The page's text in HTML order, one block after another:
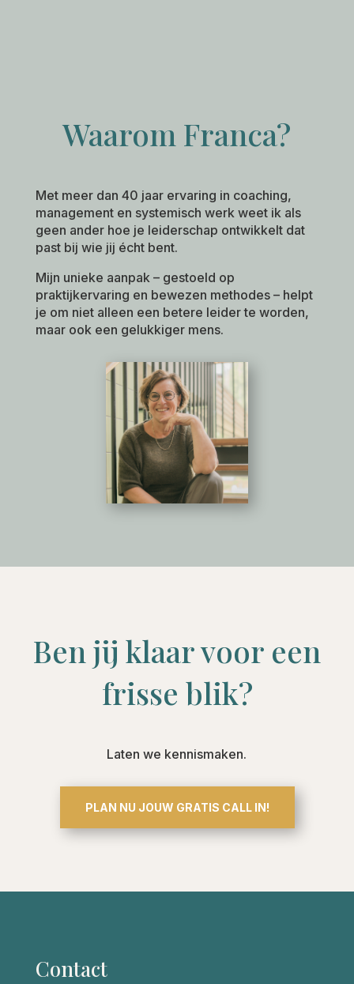
Waarom Franca?
Met meer dan 40 jaar ervaring in coaching,
management en systemisch werk weet ik als
geen ander hoe je leiderschap ontwikkelt dat
past bij wie jij écht bent.
Mijn unieke aanpak – gestoeld op
praktijkervaring en bewezen methodes – helpt
je om niet alleen een betere leider te worden,
maar ook een gelukkiger mens.
Ben jij klaar voor een
frisse blik?
Laten we kennismaken.
PLAN NU JOUW GRATIS CALL IN!
Contact